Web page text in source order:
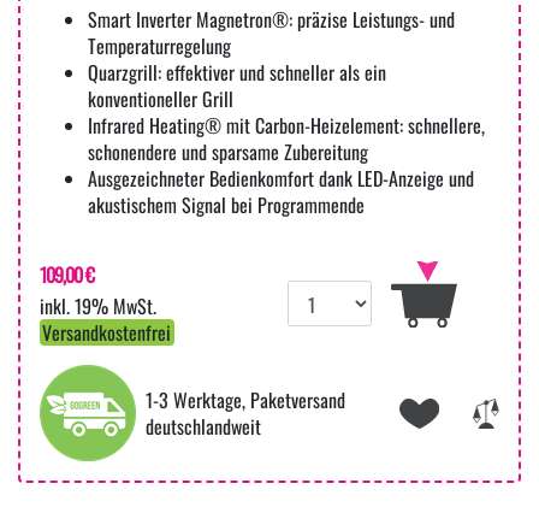
Smart Inverter Magnetron®: präzise Leistungs- und
Temperaturregelung
Quarzgrill: effektiver und schneller als ein
konventioneller Grill
Infrared Heating® mit Carbon-Heizelement: schnellere,
schonendere und sparsame Zubereitung
Ausgezeichneter Bedienkomfort dank LED-Anzeige und
akustischem Signal bei Programmende
109,00 €
inkl. 19% MwSt.
Versandkostenfrei
1-3 Werktage, Paketversand
deutschlandweit